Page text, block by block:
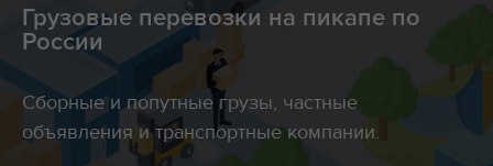
Грузовые перевозки на пикапе по
России
Сборные и попутные грузы, частные
объявления и транспортные компании.